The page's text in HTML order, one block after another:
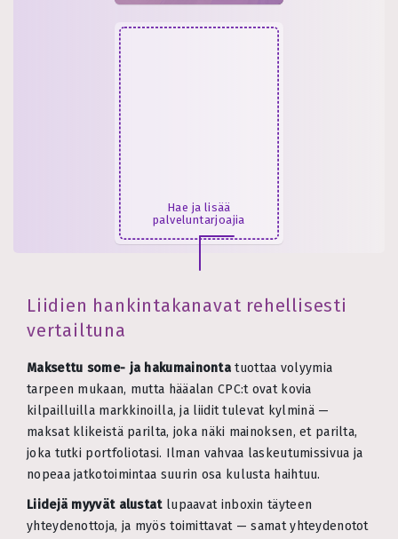
Hae ja lisää
palveluntarjoajia
Liidien hankintakanavat rehellisesti
vertailtuna
Maksettu some- ja hakumainonta tuottaa volyymia
tarpeen mukaan, mutta hääalan CPC:t ovat kovia
kilpailluilla markkinoilla, ja liidit tulevat kylminä —
maksat klikeistä parilta, joka näki mainoksen, et parilta,
joka tutki portfoliotasi. Ilman vahvaa laskeutumissivua ja
nopeaa jatkotoimintaa suurin osa kulusta haihtuu.
Liidejä myyvät alustatlupaavat inboxin täyteen
yhteydenottoja, ja myös toimittavat — samat yhteydenotot